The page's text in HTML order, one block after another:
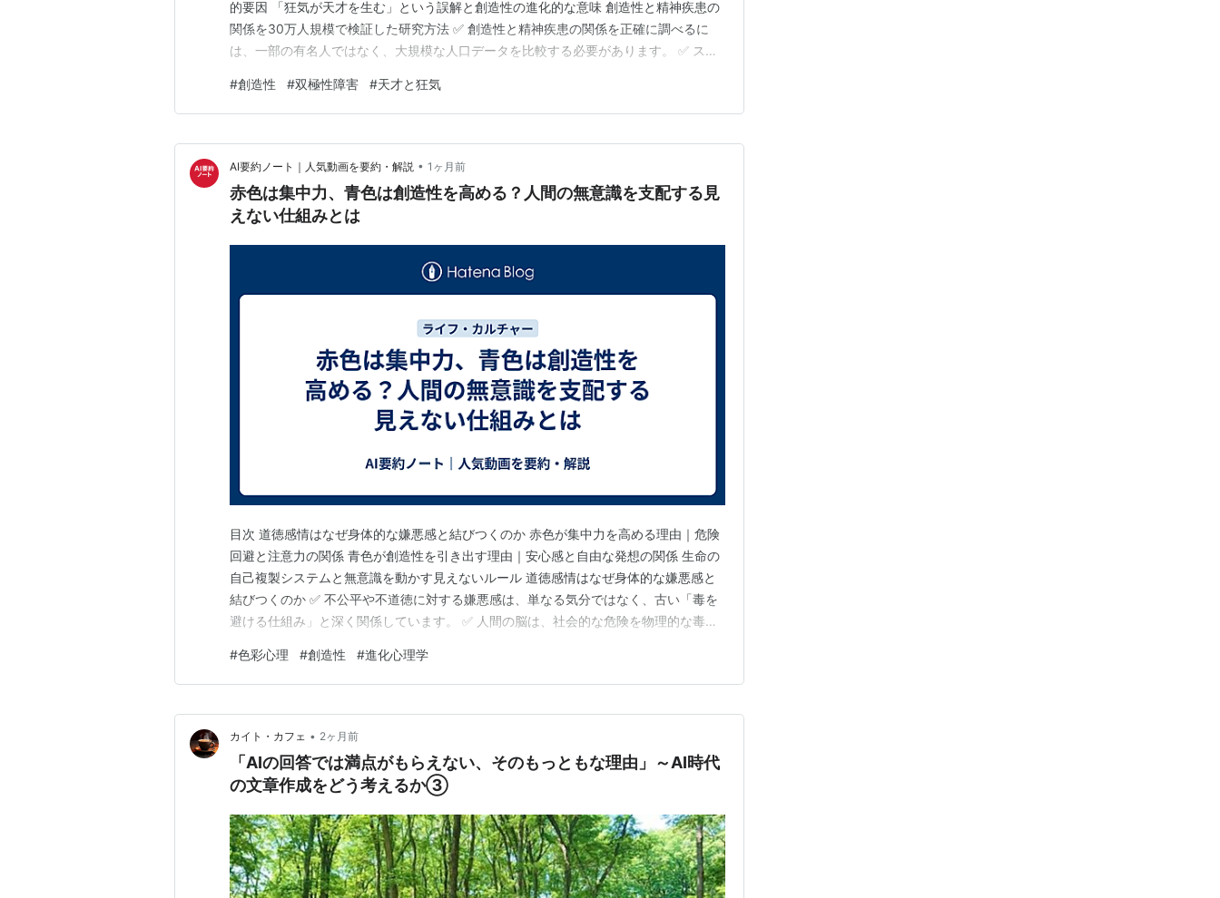
的要因 「狂気が天才を生む」という誤解と創造性の進化的な意味 創造性と精神疾患の
関係を30万人規模で検証した研究方法 ✅ 創造性と精神疾患の関係を正確に調べるに
は、一部の有名人ではなく、大規模な人口データを比較する必要があります。 ✅ スウ
を受けていない親族が調査されました。 ✅ 創造性を芸術・科学分野の職業から測り、
精神疾患による生活上の影響と家族内で共有さ…
#創造性 #双極性障害 #天才と狂気
AI要約ノート｜人気動画を要約・解説 • 1ヶ月前
赤色は集中力、青色は創造性を高める？人間の無意識を支配する見
えない仕組みとは
目次 道徳感情はなぜ身体的な嫌悪感と結びつくのか 赤色が集中力を高める理由｜危険
回避と注意力の関係 青色が創造性を引き出す理由｜安心感と自由な発想の関係 生命の
自己複製システムと無意識を動かす見えないルール 道徳感情はなぜ身体的な嫌悪感と
結びつくのか ✅ 不公平や不道徳に対する嫌悪感は、単なる気分ではなく、古い「毒を
避ける仕組み」と深く関係しています。 ✅ 人間の脳は、社会的な危険を物理的な毒の
りや嫌悪がなぜ強い身体感覚を伴うのかが見えやすくなります。 不公平を見たときに
起こる強い反応 人は誰かが不当に扱われている…
#色彩心理 #創造性 #進化心理学
カイト・カフェ • 2ヶ月前
「AIの回答では満点がもらえない、そのもっともな理由」～AI時代
の文章作成をどう考えるか③